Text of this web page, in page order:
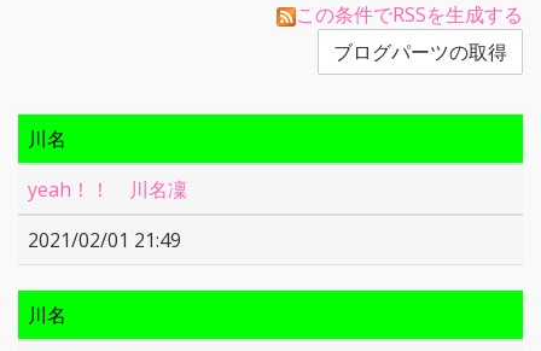
この条件でRSSを生成する
ブログパーツの取得
川名
yeah！！ 川名凜
2021/02/01 21:49
川名